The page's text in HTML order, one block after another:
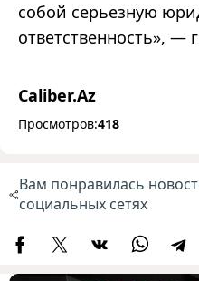
собой серьезную
ответственность», —
Caliber.Az
Просмотров:418
Вам понравилась
социальных сетях